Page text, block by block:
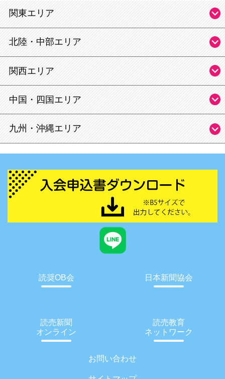
関東エリア
北陸・中部エリア
関西エリア
中国・四国エリア
九州・沖縄エリア
読奨OB会 日本新聞協会
読売新聞
オンライン
読売教育
ネットワーク
お問い合わせ